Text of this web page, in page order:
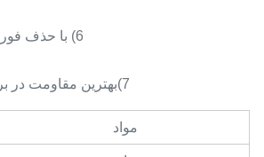
6) با حذف فورمالدهید امن و پایدار ؛
7)بهترین مقاومت در برابر شکاف در کلاس؛
مواد